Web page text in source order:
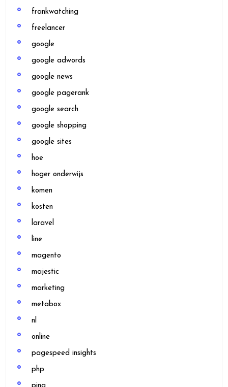
frankwatching
freelancer
google
google adwords
google news
google pagerank
google search
google shopping
google sites
hoe
hoger onderwijs
komen
kosten
laravel
line
magento
majestic
marketing
metabox
nl
online
pagespeed insights
php